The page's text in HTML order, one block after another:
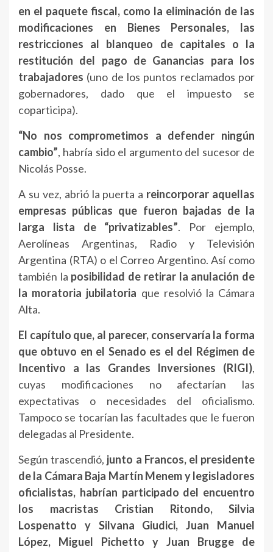
en el paquete fiscal, como la eliminación de las
modificaciones en Bienes Personales, las
restricciones al blanqueo de capitales o la
restitución del pago de Ganancias para los
trabajadores (uno de los puntos reclamados por
gobernadores, dado que el impuesto se
coparticipa).
“No nos comprometimos a defender ningún
cambio”, habría sido el argumento del sucesor de
Nicolás Posse.
A su vez, abrió la puerta a reincorporar aquellas
empresas públicas que fueron bajadas de la
larga lista de “privatizables”. Por ejemplo,
Aerolíneas Argentinas, Radio y Televisión
Argentina (RTA) o el Correo Argentino. Así como
también la posibilidad de retirar la anulación de
la moratoria jubilatoria que resolvió la Cámara
Alta.
El capítulo que, al parecer, conservaría la forma
que obtuvo en el Senado es el del Régimen de
Incentivo a las Grandes Inversiones (RIGI),
cuyas modificaciones no afectarían las
expectativas o necesidades del oficialismo.
Tampoco se tocarían las facultades que le fueron
delegadas al Presidente.
Según trascendió, junto a Francos, el presidente
de la Cámara Baja Martín Menem y legisladores
oficialistas, habrían participado del encuentro
los macristas Cristian Ritondo, Silvia
Lospenatto y Silvana Giudici, Juan Manuel
López, Miguel Pichetto y Juan Brugge de